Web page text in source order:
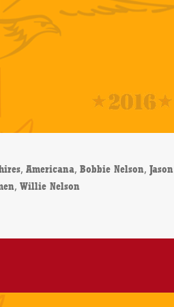
,Americana,Bobbie Nelson,Jason
,Willie Nelson
Girl – CD-Review